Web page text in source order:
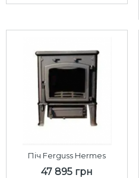
Піч Ferguss Hermes
47 895 грн